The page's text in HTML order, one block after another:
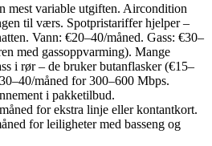
mest variable utgiften. Aircondition
til værs. Spotpristariffer hjelper –
Vann: €20–40/måned. Gass: €30–
med gassoppvarming). Mange
i rør – de bruker butanflasker (€15–
måned for 300–600 Mbps.
i pakketilbud.
for ekstra linje eller kontantkort.
for leiligheter med basseng og